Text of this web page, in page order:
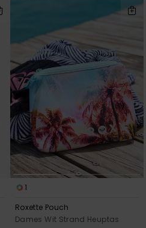
1
Roxette Pouch
Dames Wit Strand Heuptas